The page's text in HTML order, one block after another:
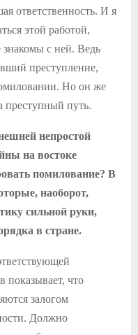
ответственность. И я
этой работой,
знакомы с ней. Ведь
преступление,
Но он же
преступный путь.
непростой
на востоке
помилование? В
наоборот,
сильной руки,
в стране.
показывает, что
залогом
Должно